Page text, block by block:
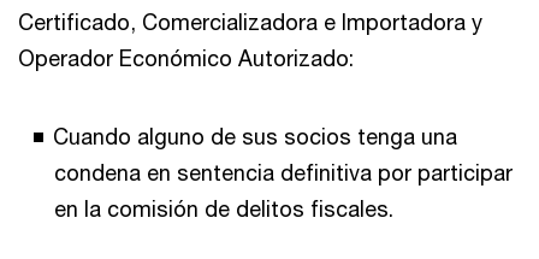
Certificado, Comercializadora e Importadora y
Operador Económico Autorizado:
Cuando alguno de sus socios tenga una
condena en sentencia definitiva por participar
en la comisión de delitos fiscales.